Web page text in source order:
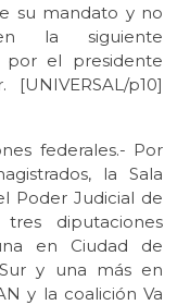
su mandato y no
la siguiente
por el presidente
p10]
federales.- Por
la Sala
Poder Judicial de
diputaciones
en Ciudad de
y una más en
y la coalición Va